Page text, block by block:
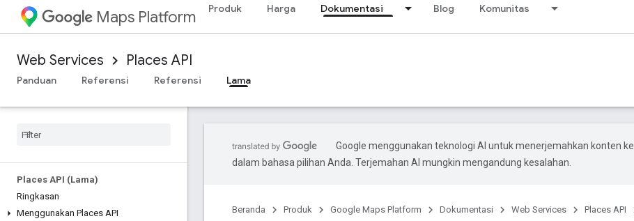
Maps Platform Produk Harga Dokumentasi Blog Komunitas
Web Services Places API
Panduan
Referensi Referensi Lama
Places API (Lama)
Ringkasan
Menggunakan Places API
Google menggunakan teknologi AI untuk menerjemahkan konten ke
dalam bahasa pilihan Anda. Terjemahan AI mungkin mengandung kesalahan.
Beranda Produk Google Maps Platform Dokumentasi Web Services Places API